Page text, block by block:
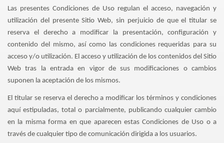
Las presentes Condiciones de Uso regulan el acceso, navegación y
utilización del presente Sitio Web, sin perjuicio de que el titular se
reserva el derecho a modificar la presentación, configuración y
contenido del mismo, así como las condiciones requeridas para su
acceso y/o utilización. El acceso y utilización de los contenidos del Sitio
Web tras la entrada en vigor de sus modificaciones o cambios
suponen la aceptación de los mismos.
El titular se reserva el derecho a modificar los términos y condiciones
aquí estipuladas, total o parcialmente, publicando cualquier cambio
en la misma forma en que aparecen estas Condiciones de Uso o a
través de cualquier tipo de comunicación dirigida a los usuarios.